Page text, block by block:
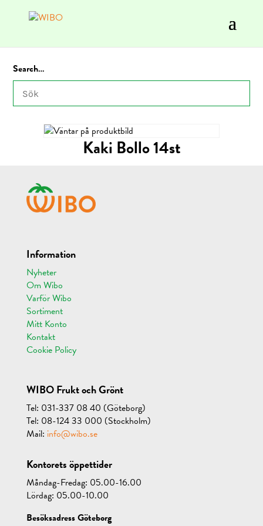
Kaki Bollo 14st
Search…
Information
Nyheter
Om Wibo
Varför Wibo
Sortiment
Mitt Konto
Kontakt
Cookie Policy
WIBO Frukt och Grönt
Tel: 031-337 08 40 (Göteborg)
Tel: 08-124 33 000 (Stockholm)
Mail: info@wibo.se
Kontorets öppettider
Måndag-Fredag: 05.00-16.00
Lördag: 05.00-10.00
Besöksadress Göteborg